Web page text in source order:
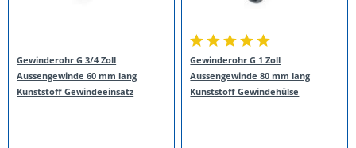
Gewinderohr G 3/4 Zoll
Aussengewinde 60 mm lang
Kunststoff Gewindeeinsatz
Gewinderohr G 1 Zoll
Aussengewinde 80 mm lang
Kunststoff Gewindehülse